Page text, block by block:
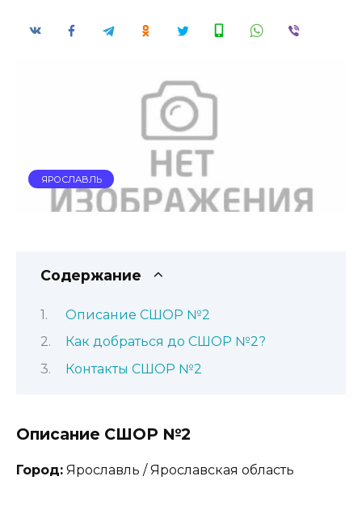
ЯРОСЛАВЛЬ
Содержание
Описание СШОР №2
Как добраться до СШОР №2?
Контакты СШОР №2
Описание СШОР №2
Город: Ярославль / Ярославская область